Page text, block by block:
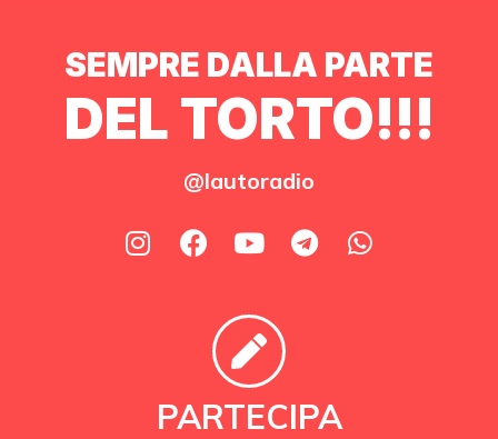
SEMPRE DALLA PARTE
DEL TORTO!!!
@lautoradio
PARTECIPA